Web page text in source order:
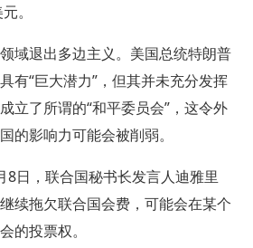
。
域退出多边主义。美国总统特朗普
有“巨大潜力”，但其并未充分发挥
立了所谓的“和平委员会”，这令外
的影响力可能会被削弱。
8日，联合国秘书长发言人迪雅里
续拖欠联合国会费，可能会在某个
的投票权。